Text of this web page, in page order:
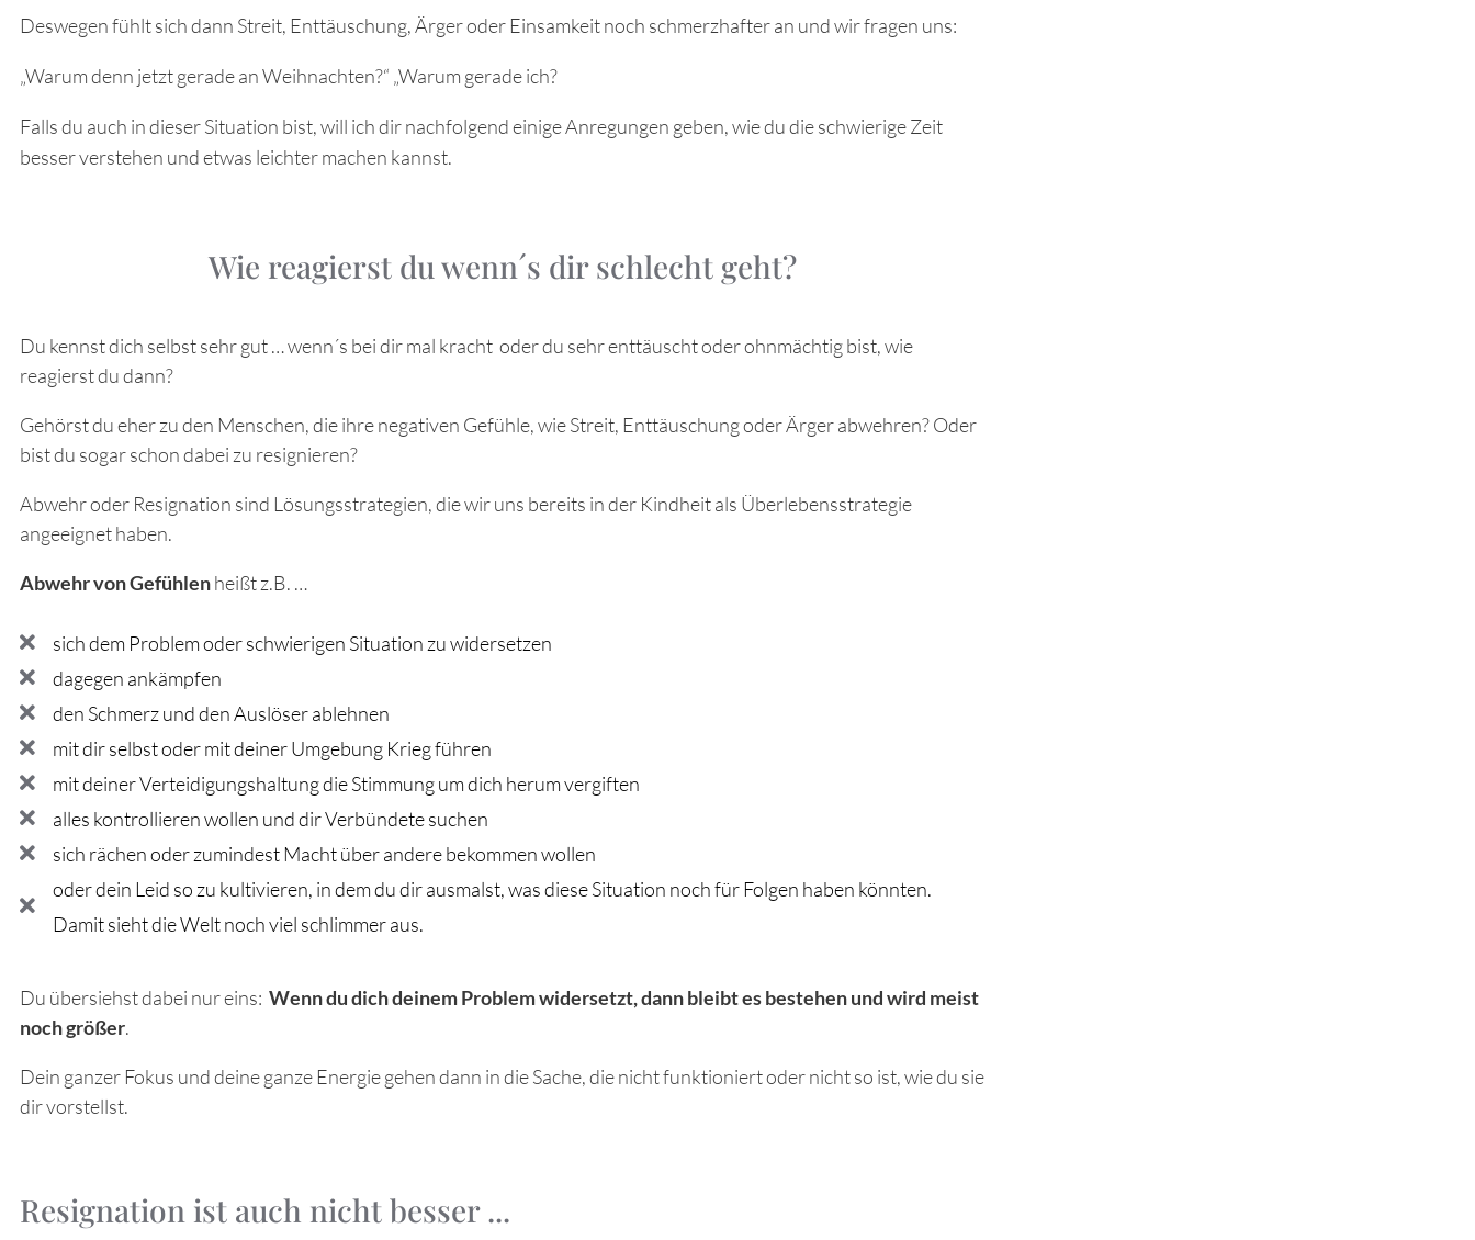
Deswegen fühlt sich dann Streit, Enttäuschung, Ärger oder Einsamkeit noch schmerzhafter an und wir fragen uns:
„Warum denn jetzt gerade an Weihnachten?“ „Warum gerade ich?
Falls du auch in dieser Situation bist, will ich dir nachfolgend einige Anregungen geben, wie du die schwierige Zeit
besser verstehen und etwas leichter machen kannst.
Wie reagierst du wenn´s dir schlecht geht?
Du kennst dich selbst sehr gut … wenn´s bei dir mal kracht oder du sehr enttäuscht oder ohnmächtig bist, wie
reagierst du dann?
Gehörst du eher zu den Menschen, die ihre negativen Gefühle, wie Streit, Enttäuschung oder Ärger abwehren? Oder
bist du sogar schon dabei zu resignieren?
Abwehr oder Resignation sind Lösungsstrategien, die wir uns bereits in der Kindheit als Überlebensstrategie
angeeignet haben.
Abwehr von Gefühlenheißt z.B. …
sich dem Problem oder schwierigen Situation zu widersetzen
dagegen ankämpfen
den Schmerz und den Auslöser ablehnen
mit dir selbst oder mit deiner Umgebung Krieg führen
mit deiner Verteidigungshaltung die Stimmung um dich herum vergiften
alles kontrollieren wollen und dir Verbündete suchen
sich rächen oder zumindest Macht über andere bekommen wollen
oder dein Leid so zu kultivieren, in dem du dir ausmalst, was diese Situation noch für Folgen haben könnten.
Damit sieht die Welt noch viel schlimmer aus.
Du übersiehst dabei nur eins: Wenn du dich deinem Problem widersetzt, dann bleibt es bestehen und wird meist
noch größer.
Dein ganzer Fokus und deine ganze Energie gehen dann in die Sache, die nicht funktioniert oder nicht so ist, wie du sie
dir vorstellst.
Resignation ist auch nicht besser ...